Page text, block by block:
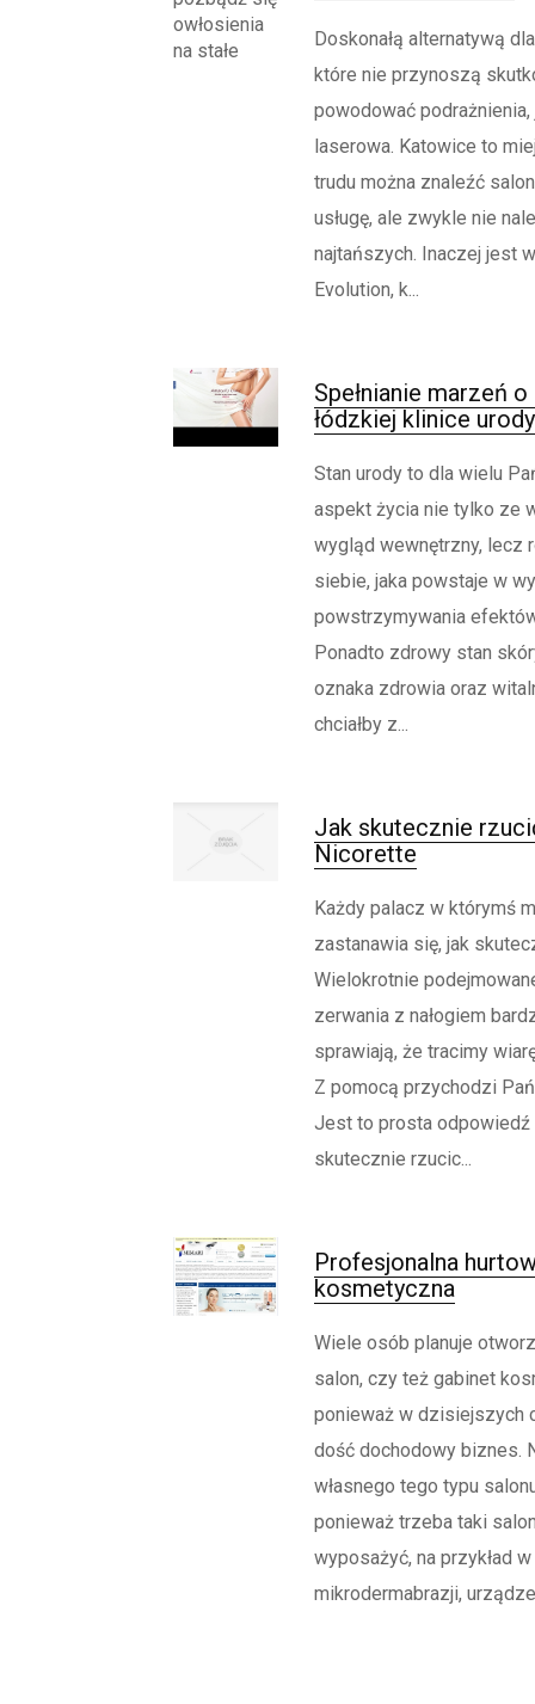
Doskonałą alternatywą
które nie przynoszą
powodować
laserowa. Katowice to
trudu można znaleźć
usługę, ale zwykle nie
najtańszych. Inaczej jest
Evolution, k...
Spełnianie marzeń
łódzkiej klinice
Stan urody to dla wielu
aspekt życia nie tylko ze
wygląd wewnętrzny, lecz
siebie, jaka powstaje w
powstrzymywania
Ponadto zdrowy stan
oznaka zdrowia oraz
chciałby z...
Jak skutecznie
Nicorette
Każdy palacz w którymś
zastanawia się, jak
Wielokrotnie
zerwania z nałogiem
sprawiają, że tracimy
Z pomocą przychodzi
Jest to prosta odpowiedź
skutecznie rzucic...
Profesjonalna
kosmetyczna
Wiele osób planuje
salon, czy też gabinet
ponieważ w dzisiejszych
dość dochodowy biznes.
własnego tego typu
ponieważ trzeba taki
wyposażyć, na przykład
mikrodermabrazji,